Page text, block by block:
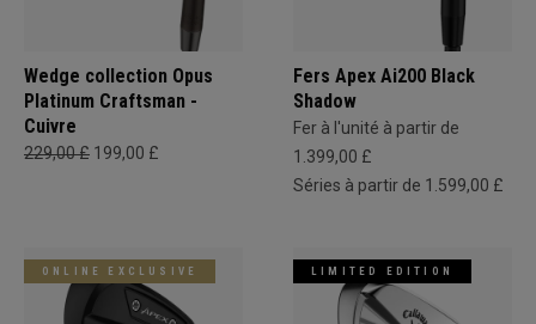
Wedge collection Opus
Platinum Craftsman -
Cuivre
229,00 £ 199,00 £
Fers Apex Ai200 Black
Shadow
Fer à l'unité à partir de
1.399,00 £
Séries à partir de 1.599,00 £
ONLINE EXCLUSIVE LIMITED EDITION